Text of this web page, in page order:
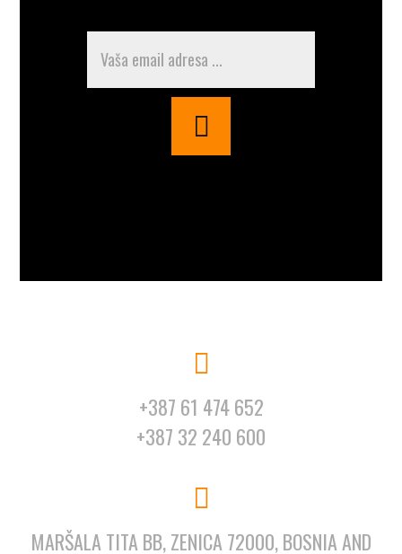
+387 61 474 652
+387 32 240 600
MARŠALA TITA BB, ZENICA 72000, BOSNIA AND